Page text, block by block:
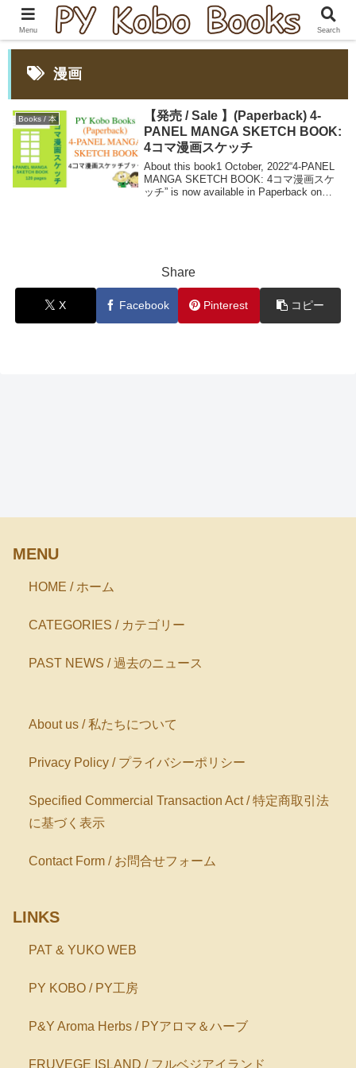
漫画
Books / 本
【発売 / Sale 】(Paperback) 4-
PANEL MANGA SKETCH BOOK:
4コマ漫画スケッチ
About this book1 October, 2022“4-PANEL
MANGA SKETCH BOOK: 4コマ漫画スケ
ッチ” is now available in Paperback on
Share
X Facebook Pinterest コピー
MENU
HOME / ホーム
CATEGORIES / カテゴリー
PAST NEWS / 過去のニュース
About us / 私たちについて
Privacy Policy / プライバシーポリシー
Specified Commercial Transaction Act / 特定商取引法
に基づく表示
Contact Form / お問合せフォーム
LINKS
PAT & YUKO WEB
PY KOBO / PY工房
P&Y Aroma Herbs / PYアロマ＆ハーブ
FRUVEGE ISLAND / フルベジアイランド
Menu Search